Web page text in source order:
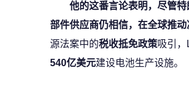
他的这番言论表明，尽管
部件供应商仍相信，在全球推
源法案中的税收抵免政策吸引
540亿美元建设电池生产设施。